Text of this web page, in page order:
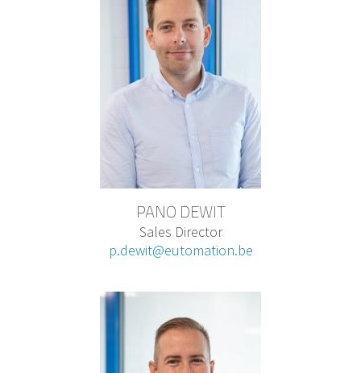
PANO DEWIT
Sales Director
p.dewit@eutomation.be